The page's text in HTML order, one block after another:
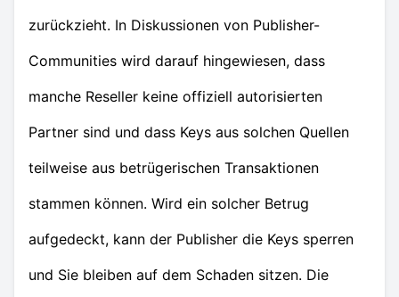
zurückzieht. In Diskussionen von Publisher-
Communities wird darauf hingewiesen, dass
manche Reseller keine offiziell autorisierten
Partner sind und dass Keys aus solchen Quellen
teilweise aus betrügerischen Transaktionen
stammen können. Wird ein solcher Betrug
aufgedeckt, kann der Publisher die Keys sperren
und Sie bleiben auf dem Schaden sitzen. Die